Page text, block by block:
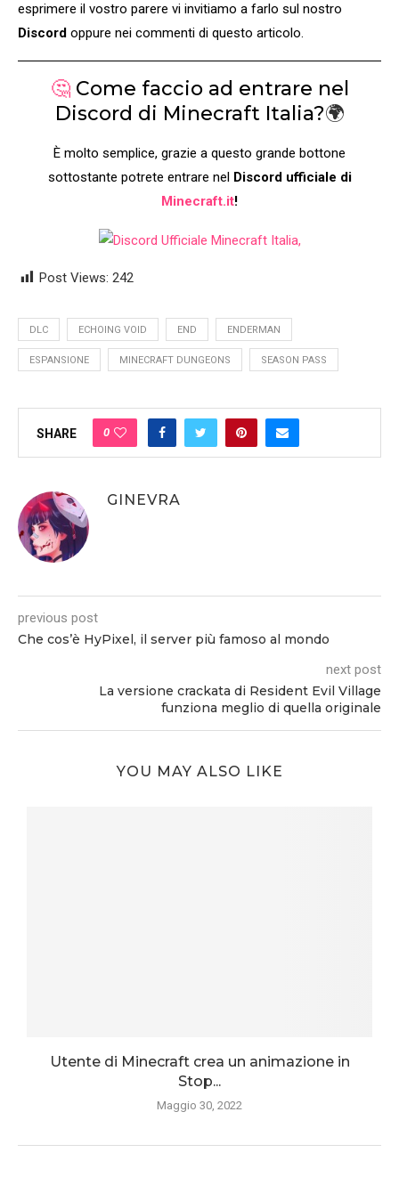
esprimere il vostro parere vi invitiamo a farlo sul nostro
Discord oppure nei commenti di questo articolo.
🤔 Come faccio ad entrare nel
Discord di Minecraft Italia?🌍
È molto semplice, grazie a questo grande bottone
sottostante potrete entrare nel
Discord ufficiale di
Minecraft.it!
Post Views: 242
DLC ECHOING VOID END ENDERMAN
ESPANSIONE MINECRAFT DUNGEONS SEASON PASS
SHARE 0
GINEVRA
previous post
Che cos’è HyPixel, il server più famoso al mondo
next post
La versione crackata di Resident Evil Village
funziona meglio di quella originale
YOU MAY ALSO LIKE
Utente di Minecraft crea un animazione in
Stop...
Maggio 30, 2022